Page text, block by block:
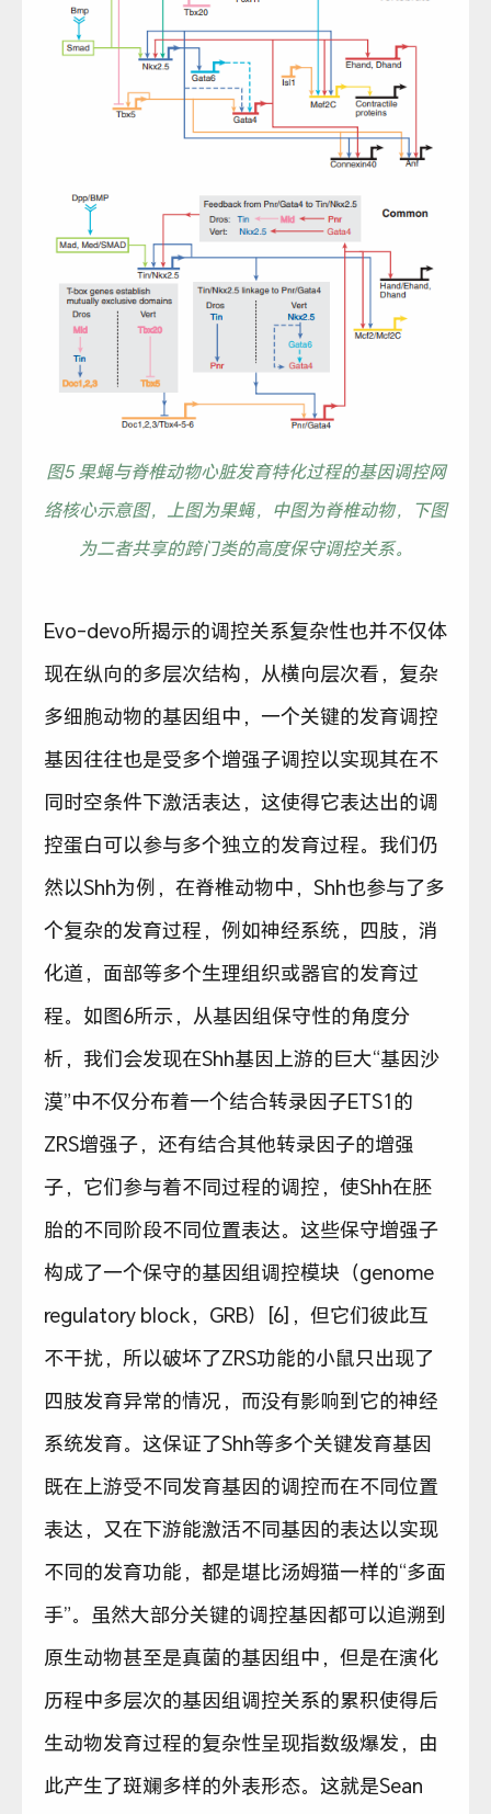
图5 果蝇与脊椎动物心脏发育特化过程的基因调控网
络核心示意图，上图为果蝇，中图为脊椎动物，下图
为二者共享的跨门类的高度保守调控关系。
Evo-devo所揭示的调控关系复杂性也并不仅体
现在纵向的多层次结构，从横向层次看，复杂
多细胞动物的基因组中，一个关键的发育调控
基因往往也是受多个增强子调控以实现其在不
同时空条件下激活表达，这使得它表达出的调
控蛋白可以参与多个独立的发育过程。我们仍
然以Shh为例，在脊椎动物中，Shh也参与了多
个复杂的发育过程，例如神经系统，四肢，消
化道，面部等多个生理组织或器官的发育过
程。如图6所示，从基因组保守性的角度分
析，我们会发现在Shh基因上游的巨大“基因沙
漠”中不仅分布着一个结合转录因子ETS1的
ZRS增强子，还有结合其他转录因子的增强
子，它们参与着不同过程的调控，使Shh在胚
胎的不同阶段不同位置表达。这些保守增强子
构成了一个保守的基因组调控模块（genome
regulatory block，GRB）[6]，但它们彼此互
不干扰，所以破坏了ZRS功能的小鼠只出现了
四肢发育异常的情况，而没有影响到它的神经
系统发育。这保证了Shh等多个关键发育基因
既在上游受不同发育基因的调控而在不同位置
表达，又在下游能激活不同基因的表达以实现
不同的发育功能，都是堪比汤姆猫一样的“多面
手”。虽然大部分关键的调控基因都可以追溯到
原生动物甚至是真菌的基因组中，但是在演化
历程中多层次的基因组调控关系的累积使得后
生动物发育过程的复杂性呈现指数级爆发，由
此产生了斑斓多样的外表形态。这就是Sean